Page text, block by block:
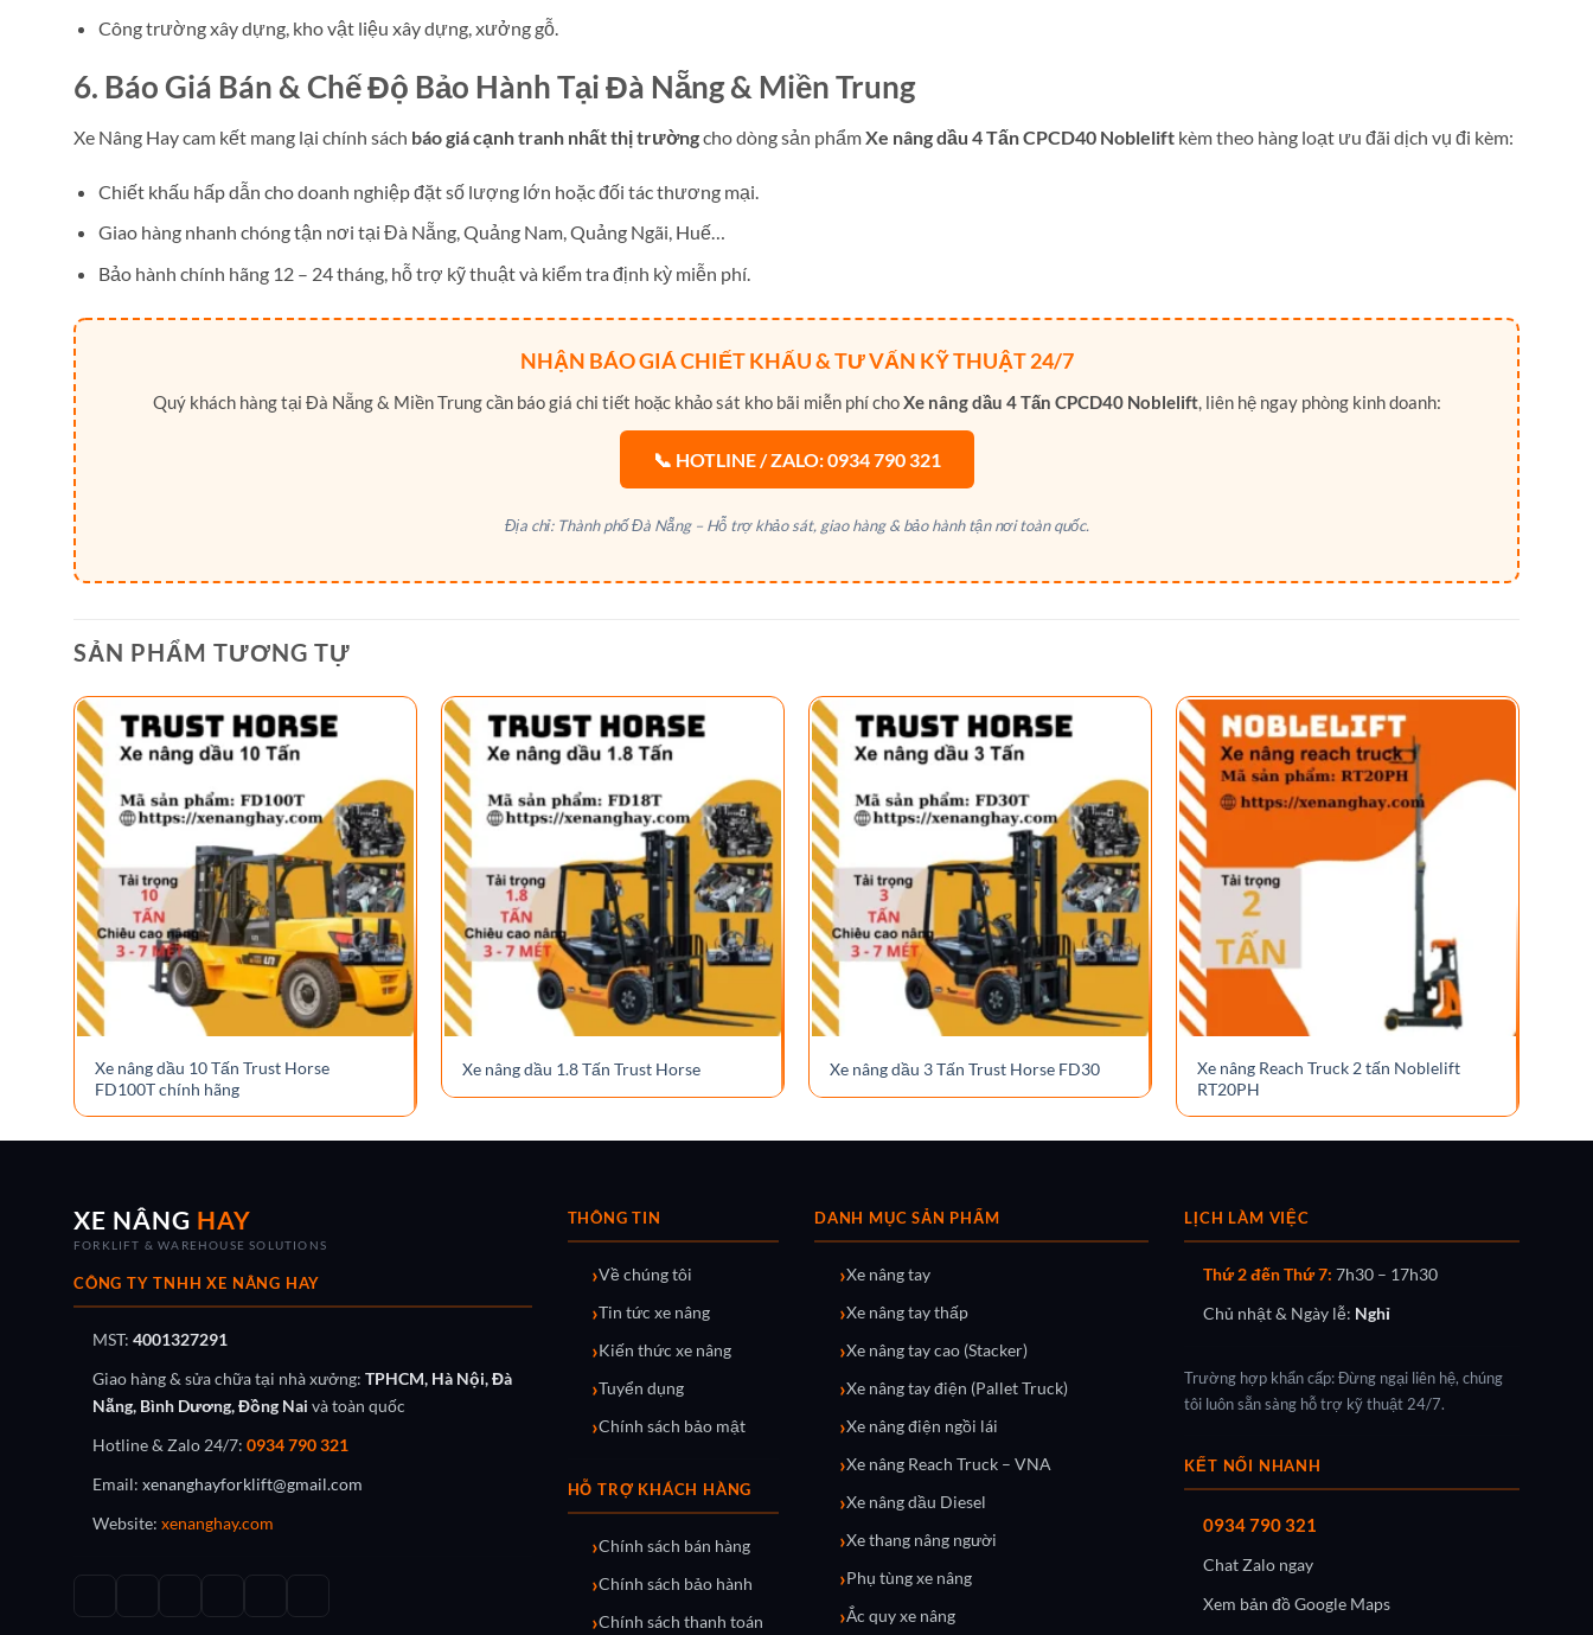
Công trường xây dựng, kho vật liệu xây dựng, xưởng gỗ.
6. Báo Giá Bán & Chế Độ Bảo Hành Tại Đà Nẵng & Miền Trung
Xe Nâng Hay cam kết mang lại chính sách báo giá cạnh tranh nhất thị trườngcho dòng sản phẩmXe nâng dầu 4 Tấn CPCD40 Noblelift kèm theo hàng loạt ưu đãi dịch vụ đi kèm:
Chiết khấu hấp dẫn cho doanh nghiệp đặt số lượng lớn hoặc đối tác thương mại.
Giao hàng nhanh chóng tận nơi tại Đà Nẵng, Quảng Nam, Quảng Ngãi, Huế…
Bảo hành chính hãng 12 – 24 tháng, hỗ trợ kỹ thuật và kiểm tra định kỳ miễn phí.
NHẬN BÁO GIÁ CHIẾT KHẤU & TƯ VẤN KỸ THUẬT 24/7
Quý khách hàng tại Đà Nẵng & Miền Trung cần báo giá chi tiết hoặc khảo sát kho bãi miễn phí choXe nâng dầu 4 Tấn CPCD40 Noblelift, liên hệ ngay phòng kinh doanh:
📞 HOTLINE / ZALO: 0934 790 321
Địa chỉ: Thành phố Đà Nẵng – Hỗ trợ khảo sát, giao hàng & bảo hành tận nơi toàn quốc.
SẢN PHẨM TƯƠNG TỰ
Xe nâng dầu 10 Tấn Trust Horse
FD100T chính hãng
Xe nâng dầu 1.8 Tấn Trust Horse Xe nâng dầu 3 Tấn Trust Horse FD30
Xe nâng Reach Truck 2 tấn Noblelift
RT20PH
XE NÂNG HAY
FORKLIFT & WAREHOUSE SOLUTIONS
CÔNG TY TNHH XE NÂNG HAY
MST: 4001327291
Giao hàng & sửa chữa tại nhà xưởng: TPHCM, Hà Nội, Đà
Nẵng, Bình Dương, Đồng Nai và toàn quốc
Hotline & Zalo 24/7: 0934 790 321
Email: xenanghayforklift@gmail.com
Website: xenanghay.com
THÔNG TIN
Về chúng tôi
Tin tức xe nâng
Kiến thức xe nâng
Tuyển dụng
Chính sách bảo mật
HỖ TRỢ KHÁCH HÀNG
Chính sách bán hàng
Chính sách bảo hành
Chính sách thanh toán
DANH MỤC SẢN PHẨM
Xe nâng tay
Xe nâng tay thấp
Xe nâng tay cao (Stacker)
Xe nâng tay điện (Pallet Truck)
Xe nâng điện ngồi lái
Xe nâng Reach Truck – VNA
Xe nâng dầu Diesel
Xe thang nâng người
Phụ tùng xe nâng
Ắc quy xe nâng
LỊCH LÀM VIỆC
Thứ 2 đến Thứ 7: 7h30 – 17h30
Chủ nhật & Ngày lễ: Nghỉ
Trường hợp khẩn cấp: Đừng ngại liên hệ, chúng
tôi luôn sẵn sàng hỗ trợ kỹ thuật 24/7.
KẾT NỐI NHANH
0934 790 321
Chat Zalo ngay
Xem bản đồ Google Maps